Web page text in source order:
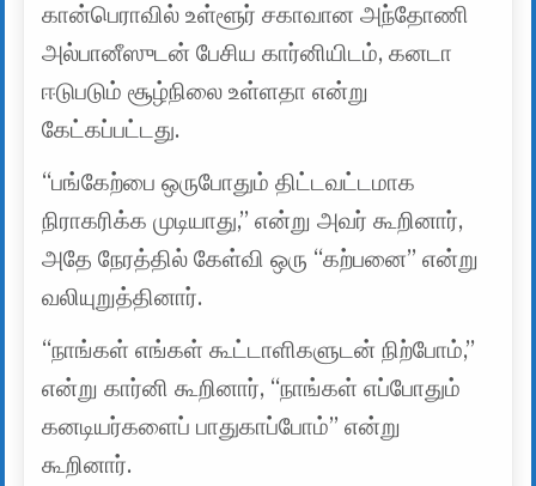
கான்பெராவில் உள்ளூர் சகாவான அந்தோணி
அல்பானீஸுடன் பேசிய கார்னியிடம், கனடா
ஈடுபடும் சூழ்நிலை உள்ளதா என்று
கேட்கப்பட்டது.
‘‘பங்கேற்பை ஒருபோதும் திட்டவட்டமாக
நிராகரிக்க முடியாது,’’ என்று அவர் கூறினார்,
அதே நேரத்தில் கேள்வி ஒரு ‘‘கற்பனை’’ என்று
வலியுறுத்தினார்.
‘‘நாங்கள் எங்கள் கூட்டாளிகளுடன் நிற்போம்,’’
என்று கார்னி கூறினார், ‘‘நாங்கள் எப்போதும்
கனடியர்களைப் பாதுகாப்போம்’’ என்று
கூறினார்.